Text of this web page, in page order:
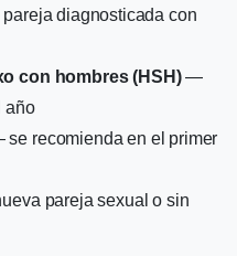
diagnosticada con
con hombres (HSH)—
año
recomienda en el primer
pareja sexual o sin